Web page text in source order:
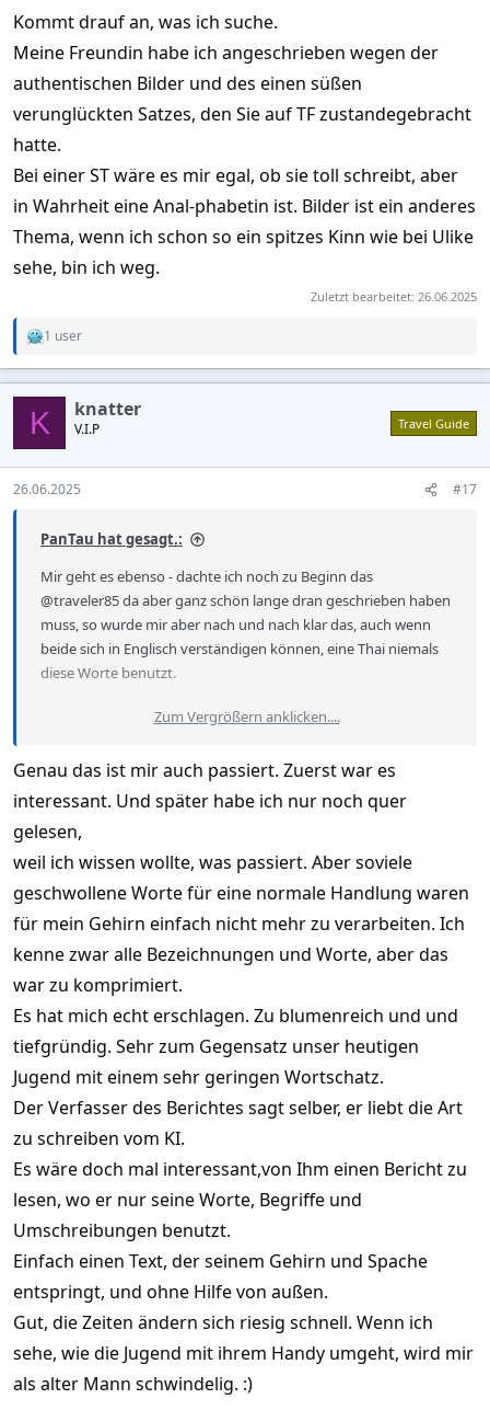
Kommt drauf an, was ich suche.
Meine Freundin habe ich angeschrieben wegen der
authentischen Bilder und des einen süßen
verunglückten Satzes, den Sie auf TF zustandegebracht
hatte.
Bei einer ST wäre es mir egal, ob sie toll schreibt, aber
in Wahrheit eine Anal-phabetin ist. Bilder ist ein anderes
Thema, wenn ich schon so ein spitzes Kinn wie bei Ulike
sehe, bin ich weg.
Zuletzt bearbeitet: 26.06.2025
R
a
c
o
n
s
1 user
K knatter
V.I.P Travel Guide
26.06.2025 #17
PanTau hat gesagt.:
Mir geht es ebenso - dachte ich noch zu Beginn das
@traveler85 da aber ganz schön lange dran geschrieben haben
muss, so wurde mir aber nach und nach klar das, auch wenn
beide sich in Englisch verständigen können, eine Thai niemals
diese Worte benutzt.
Im Gegensatz zu Dir hat es mich gestört und ich habe es nicht
finde ich es schade, weil, wenn er es mit seiner eigenen Sprache
erzählt hätte, dann hätte es ein guter Bericht werden können.
Zum Vergrößern anklicken....
Genau das ist mir auch passiert. Zuerst war es
interessant. Und später habe ich nur noch quer
gelesen,
weil ich wissen wollte, was passiert. Aber soviele
geschwollene Worte für eine normale Handlung waren
für mein Gehirn einfach nicht mehr zu verarbeiten. Ich
kenne zwar alle Bezeichnungen und Worte, aber das
war zu komprimiert.
Es hat mich echt erschlagen. Zu blumenreich und und
tiefgründig. Sehr zum Gegensatz unser heutigen
Jugend mit einem sehr geringen Wortschatz.
Der Verfasser des Berichtes sagt selber, er liebt die Art
zu schreiben vom KI.
Es wäre doch mal interessant,von Ihm einen Bericht zu
lesen, wo er nur seine Worte, Begriffe und
Umschreibungen benutzt.
Einfach einen Text, der seinem Gehirn und Spache
entspringt, und ohne Hilfe von außen.
Gut, die Zeiten ändern sich riesig schnell. Wenn ich
sehe, wie die Jugend mit ihrem Handy umgeht, wird mir
als alter Mann schwindelig. :)